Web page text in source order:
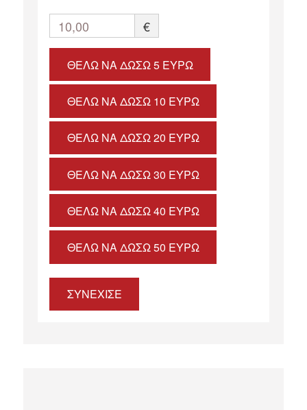
10,00 €
ΘΈΛΩ ΝΑ ΔΏΣΩ 5 ΕΥΡΏ
ΘΈΛΩ ΝΑ ΔΏΣΩ 10 ΕΥΡΏ
ΘΈΛΩ ΝΑ ΔΏΣΩ 20 ΕΥΡΏ
ΘΈΛΩ ΝΑ ΔΏΣΩ 30 ΕΥΡΏ
ΘΈΛΩ ΝΑ ΔΏΣΩ 40 ΕΥΡΏ
ΘΈΛΩ ΝΑ ΔΏΣΩ 50 ΕΥΡΏ
ΣΥΝΕΧΙΣΕ